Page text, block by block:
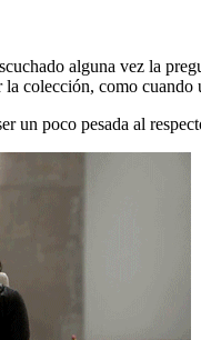
alguna vez la
colección, como
un poco pesada al